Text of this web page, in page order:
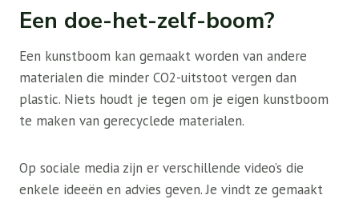
Een doe-het-zelf-boom?
Een kunstboom kan gemaakt worden van andere
materialen die minder CO2-uitstoot vergen dan
plastic. Niets houdt je tegen om je eigen kunstboom
te maken van gerecyclede materialen.
Op sociale media zijn er verschillende video’s die
enkele ideeën en advies geven. Je vindt ze gemaakt